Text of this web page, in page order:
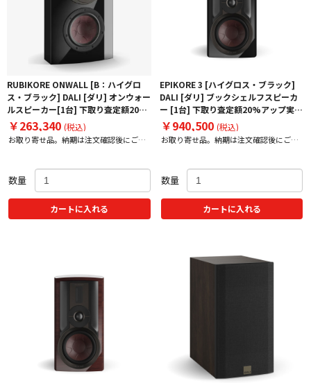
RUBIKORE ONWALL [B：ハイグロ
ス・ブラック] DALI [ダリ] オンウォー
ルスピーカー[1台] 下取り査定額20%
アップ実施中！
￥263,340 (税込)
お取り寄せ品。納期は注文確認後にご案
数量
カートに入れる
EPIKORE 3 [ハイグロス・ブラック]
DALI [ダリ] ブックシェルフスピーカ
ー [1台] 下取り査定額20%アップ実施
中！
￥940,500 (税込)
お取り寄せ品。納期は注文確認後にご案
数量
カートに入れる